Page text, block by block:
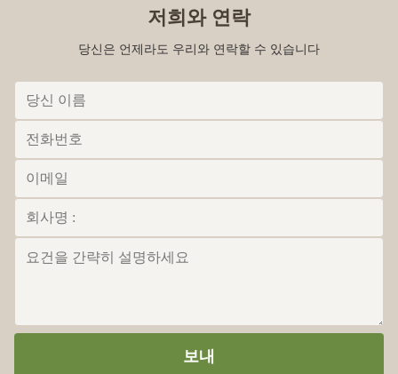
저희와 연락
당신은 언제라도 우리와 연락할 수 있습니다
보내